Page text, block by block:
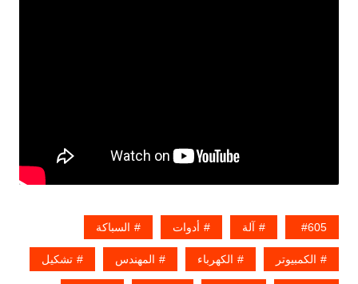
605 آلة أدوات السباكة
الكمبيوتر الكهرباء المهندس تشكيل